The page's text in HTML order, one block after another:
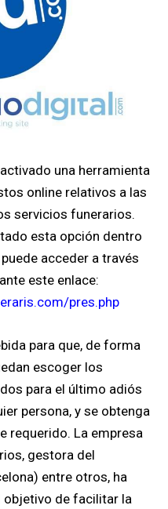
una herramienta
online relativos a las
servicios funerarios.
esta opción dentro
acceder a través
este enlace:
pres.php
para que, de forma
escoger los
para el último adiós
persona, y se obtenga
requerido. La empresa
gestora del
entre otros, ha
objetivo de facilitar la